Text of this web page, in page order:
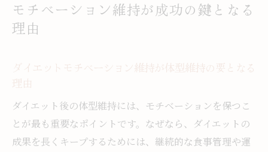
モチベーション維持が成功の鍵となる
理由
ダイエットモチベーション維持が体型維持の要となる
理由
ダイエット後の体型維持には、モチベーションを保つこ
とが最も重要なポイントです。なぜなら、ダイエットの
成果を長くキープするためには、継続的な食事管理や運